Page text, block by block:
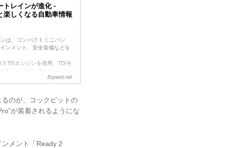
トレインが進化 -
しくなる自動車情報
は、コンパクトミニバン
ンメント、安全装備などを
TSIエンジンを採用。TDIモ
スムーズなシフトチェンジ
最新世代のインフォテイン
8speed.net
のが、コックピットの
が装着されるようにな
メント「Ready 2